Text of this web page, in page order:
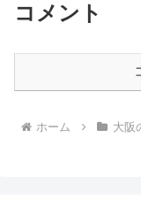
コメント
ホーム 大阪